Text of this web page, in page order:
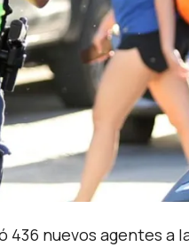
436 nuevos agentes a